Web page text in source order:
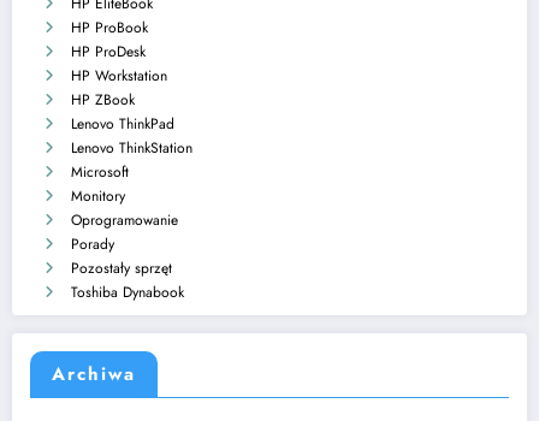
HP ProBook
HP ProDesk
HP Workstation
HP ZBook
Lenovo ThinkPad
Lenovo ThinkStation
Microsoft
Monitory
Oprogramowanie
Porady
Pozostały sprzęt
Toshiba Dynabook
Archiwa